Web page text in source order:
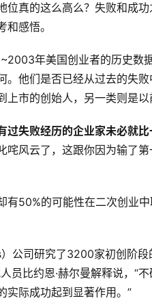
位真的这么高么？失败和成
感悟。
年美国创业者的历史数
。他们是否已经从过去的失
市的创始人，另一类则是以
过失败经历的企业家未必就
咤风云了，这跟你因为输了
有50%的可能性在二次创业
公司研究了3200家初创阶段
员比约恩·赫尔曼解释说，“
实际成功起到显著作用。”